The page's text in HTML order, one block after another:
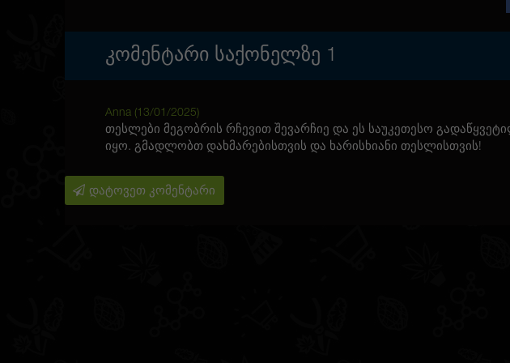
ᲙᲝᲛᲔᲜᲢᲐᲠᲘ ᲡᲐᲥᲝᲜᲔᲚᲖᲔ 1
Anna (13/01/2025)
თესლები მეგობრის რჩევით შევარჩიე და ეს საუკეთესო
იყო. გმადლობთ დახმარებისთვის და ხარისხიანი თესლისთვის!
დატოვეთ კომენტარი